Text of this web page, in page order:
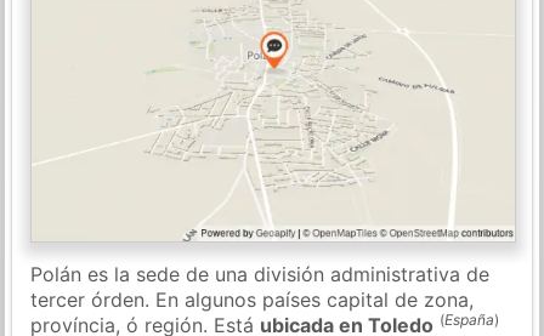
Polán es la sede de una división administrativa de
tercer órden. En algunos países capital de zona,
província, ó región. Está ubicada en Toledo (España)